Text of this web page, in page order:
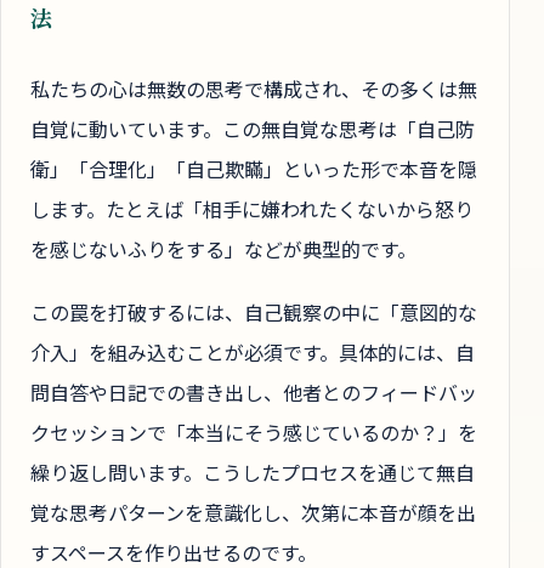
法
私たちの心は無数の思考で構成され、その多くは無
自覚に動いています。この無自覚な思考は「自己防
衛」「合理化」「自己欺瞞」といった形で本音を隠
します。たとえば「相手に嫌われたくないから怒り
を感じないふりをする」などが典型的です。
この罠を打破するには、自己観察の中に「意図的な
介入」を組み込むことが必須です。具体的には、自
問自答や日記での書き出し、他者とのフィードバッ
クセッションで「本当にそう感じているのか？」を
繰り返し問います。こうしたプロセスを通じて無自
覚な思考パターンを意識化し、次第に本音が顔を出
すスペースを作り出せるのです。